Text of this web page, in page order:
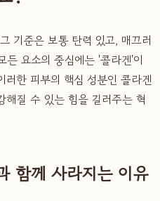
기준은 보통 탄력 있고, 매끄러
요소의 중심에는 '콜라겐'이
러한 피부의 핵심 성분인 콜라겐
해질 수 있는 힘을 길러주는 혁
함께 사라지는 이유